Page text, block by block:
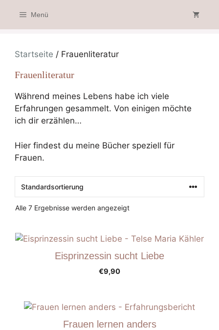
Inhalt
springen
Menü
Startseite / Frauenliteratur
Frauenliteratur
Während meines Lebens habe ich viele
Erfahrungen gesammelt. Von einigen möchte
ich dir erzählen…
Hier findest du meine Bücher speziell für
Frauen.
Alle 7 Ergebnisse werden angezeigt
Eisprinzessin sucht Liebe
€9,90
Frauen lernen anders